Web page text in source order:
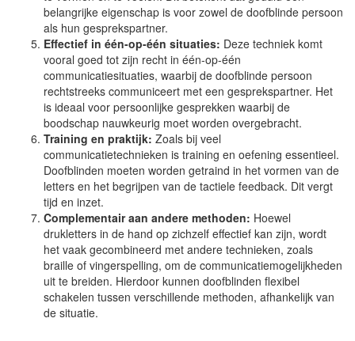
belangrijke eigenschap is voor zowel de doofblinde persoon
als hun gesprekspartner.
Effectief in één-op-één situaties: Deze techniek komt
vooral goed tot zijn recht in één-op-één
communicatiesituaties, waarbij de doofblinde persoon
rechtstreeks communiceert met een gesprekspartner. Het
is ideaal voor persoonlijke gesprekken waarbij de
boodschap nauwkeurig moet worden overgebracht.
Training en praktijk: Zoals bij veel
communicatietechnieken is training en oefening essentieel.
Doofblinden moeten worden getraind in het vormen van de
letters en het begrijpen van de tactiele feedback. Dit vergt
tijd en inzet.
Complementair aan andere methoden: Hoewel
drukletters in de hand op zichzelf effectief kan zijn, wordt
het vaak gecombineerd met andere technieken, zoals
braille of vingerspelling, om de communicatiemogelijkheden
uit te breiden. Hierdoor kunnen doofblinden flexibel
schakelen tussen verschillende methoden, afhankelijk van
de situatie.